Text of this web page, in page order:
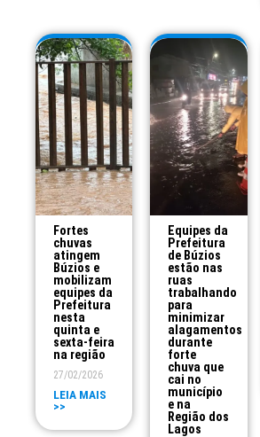
Fortes
chuvas
atingem
Búzios e
mobilizam
equipes da
Prefeitura
nesta
quinta e
sexta-feira
na região
27/02/2026
LEIA MAIS
>>
Equipes da
Prefeitura
de Búzios
estão nas
ruas
trabalhando
para
minimizar
alagamentos
durante
forte
chuva que
cai no
município
e na
Região dos
Lagos